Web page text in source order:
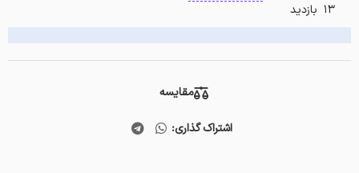
13 بازدید
مقایسه
اشتراک گذاری: